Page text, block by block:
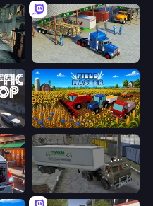
Offroad Cargo Transport Truck
Field Master
Russian Kamaz Truck Driver